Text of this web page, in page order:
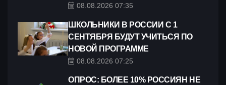
08.08.2026 07:35
ШКОЛЬНИКИ В РОССИИ С 1
СЕНТЯБРЯ БУДУТ УЧИТЬСЯ ПО
НОВОЙ ПРОГРАММЕ
08.08.2026 07:25
ОПРОС: БОЛЕЕ 10% РОССИЯН НЕ